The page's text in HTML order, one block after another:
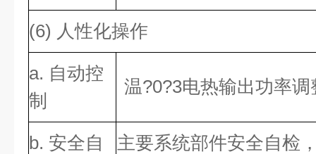
(6) 人性化操作
a. 自动控
制
温?0?3电热输出功率
b. 安全自
主要系统部件安全自检